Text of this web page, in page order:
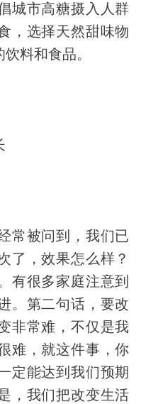
城市高糖摄入人群
，选择天然甜味物
料和食品。
常被问到，我们已
了，效果怎么样？
有很多家庭注意到
。第二句话，要改
非常难，不仅是我
难，就这件事，你
定能达到我们预期
，我们把改变生活